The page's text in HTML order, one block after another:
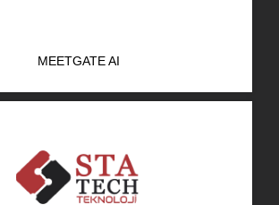
MEETGATE AI